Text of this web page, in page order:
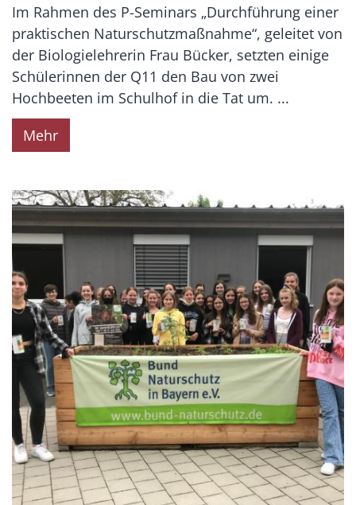
Im Rahmen des P-Seminars „Durchführung einer
praktischen Naturschutzmaßnahme“, geleitet von
der Biologielehrerin Frau Bücker, setzten einige
Schülerinnen der Q11 den Bau von zwei
Hochbeeten im Schulhof in die Tat um. ...
Mehr